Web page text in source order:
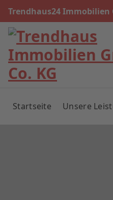
Trendhaus24 Immobilien
Startseite Unsere